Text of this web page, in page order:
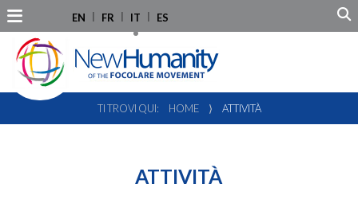
EN FR IT ES
TI TROVI QUI: HOME ⟩ ATTIVITÀ
ATTIVITÀ